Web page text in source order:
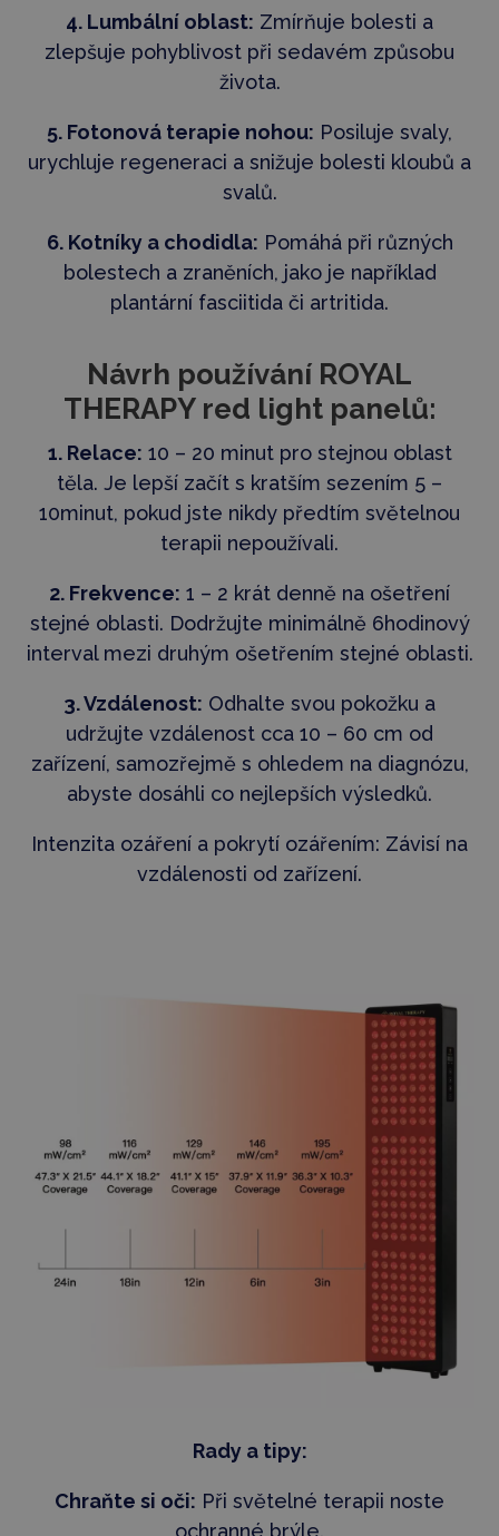
4. Lumbální oblast: Zmírňuje bolesti a
zlepšuje pohyblivost při sedavém způsobu
života.
5. Fotonová terapie nohou: Posiluje svaly,
urychluje regeneraci a snižuje bolesti kloubů a
svalů.
6. Kotníky a chodidla: Pomáhá při různých
bolestech a zraněních, jako je například
plantární fasciitida či artritida.
Návrh používání ROYAL
THERAPY red light panelů:
1. Relace: 10 – 20 minut pro stejnou oblast
těla. Je lepší začít s kratším sezením 5 –
10minut, pokud jste nikdy předtím světelnou
terapii nepoužívali.
2. Frekvence: 1 – 2 krát denně na ošetření
stejné oblasti. Dodržujte minimálně 6hodinový
interval mezi druhým ošetřením stejné oblasti.
3. Vzdálenost: Odhalte svou pokožku a
udržujte vzdálenost cca 10 – 60 cm od
zařízení, samozřejmě s ohledem na diagnózu,
abyste dosáhli co nejlepších výsledků.
Intenzita ozáření a pokrytí ozářením: Závisí na
vzdálenosti od zařízení.
Rady a tipy:
Chraňte si oči: Při světelné terapii noste